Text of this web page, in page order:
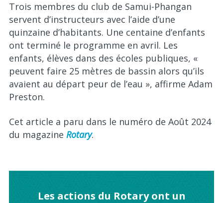
Trois membres du club de Samui-Phangan
servent d’instructeurs avec l’aide d’une
quinzaine d’habitants. Une centaine d’enfants
ont terminé le programme en avril. Les
enfants, élèves dans des écoles publiques, «
peuvent faire 25 mètres de bassin alors qu’ils
avaient au départ peur de l’eau », affirme Adam
Preston.
Cet article a paru dans le numéro de Août 2024
du magazine Rotary.
Les actions du Rotary ont un